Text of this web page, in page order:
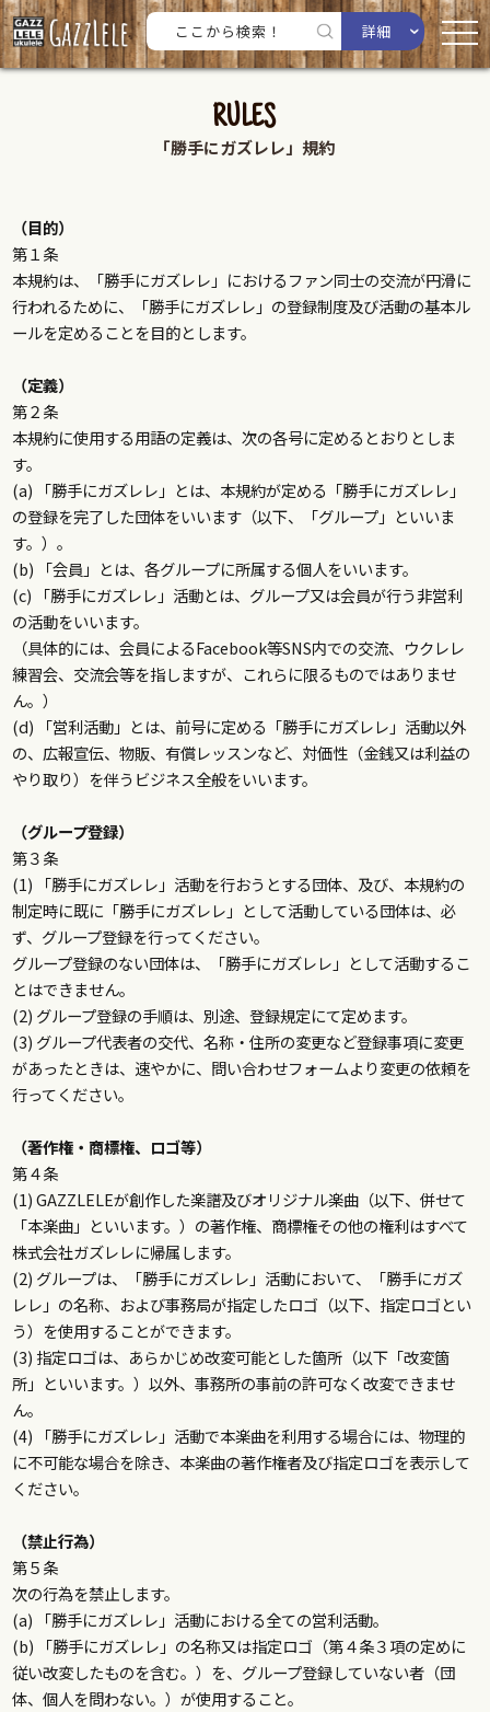
詳細
RULES
「勝手にガズレレ」規約
（目的）
第１条
本規約は、「勝手にガズレレ」におけるファン同士の交流が円滑に
行われるために、「勝手にガズレレ」の登録制度及び活動の基本ル
ールを定めることを目的とします。
（定義）
第２条
本規約に使用する用語の定義は、次の各号に定めるとおりとしま
す。
(a) 「勝手にガズレレ」とは、本規約が定める「勝手にガズレレ」
の登録を完了した団体をいいます（以下、「グループ」といいま
す。）。
(b) 「会員」とは、各グループに所属する個人をいいます。
(c) 「勝手にガズレレ」活動とは、グループ又は会員が行う非営利
の活動をいいます。
（具体的には、会員によるFacebook等SNS内での交流、ウクレレ
練習会、交流会等を指しますが、これらに限るものではありませ
ん。）
(d) 「営利活動」とは、前号に定める「勝手にガズレレ」活動以外
の、広報宣伝、物販、有償レッスンなど、対価性（金銭又は利益の
やり取り）を伴うビジネス全般をいいます。
（グループ登録）
第３条
(1) 「勝手にガズレレ」活動を行おうとする団体、及び、本規約の
制定時に既に「勝手にガズレレ」として活動している団体は、必
ず、グループ登録を行ってください。
グループ登録のない団体は、「勝手にガズレレ」として活動するこ
とはできません。
(2) グループ登録の手順は、別途、登録規定にて定めます。
(3) グループ代表者の交代、名称・住所の変更など登録事項に変更
があったときは、速やかに、 問い合わせフォームより変更の依頼を
行ってください。
（著作権・商標権、ロゴ等）
第４条
(1) GAZZLELEが創作した楽譜及びオリジナル楽曲（以下、併せて
「本楽曲」といいます。）の著作権、商標権その他の権利はすべて
株式会社ガズレレに帰属します。
(2) グループは、「勝手にガズレレ」活動において、「勝手にガズ
レレ」の名称、および事務局が指定したロゴ（以下、指定ロゴとい
う）を使用することができます。
(3) 指定ロゴは、あらかじめ改変可能とした箇所（以下「改変箇
所」といいます。）以外、事務所の事前の許可なく改変できませ
ん。
(4) 「勝手にガズレレ」活動で本楽曲を利用する場合には、物理的
に不可能な場合を除き、本楽曲の著作権者及び指定ロゴを表示して
ください。
（禁止行為）
第５条
次の行為を禁止します。
(a) 「勝手にガズレレ」活動における全ての営利活動。
(b) 「勝手にガズレレ」の名称又は指定ロゴ（第４条３項の定めに
従い改変したものを含む。）を、グループ登録していない者（団
体、個人を問わない。）が使用すること。